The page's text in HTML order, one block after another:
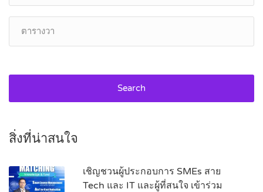
Search
สิ่งที่น่าสนใจ
เชิญชวนผู้ประกอบการ SMEs สาย
Tech และ IT และผู้ที่สนใจ เข้าร่วม